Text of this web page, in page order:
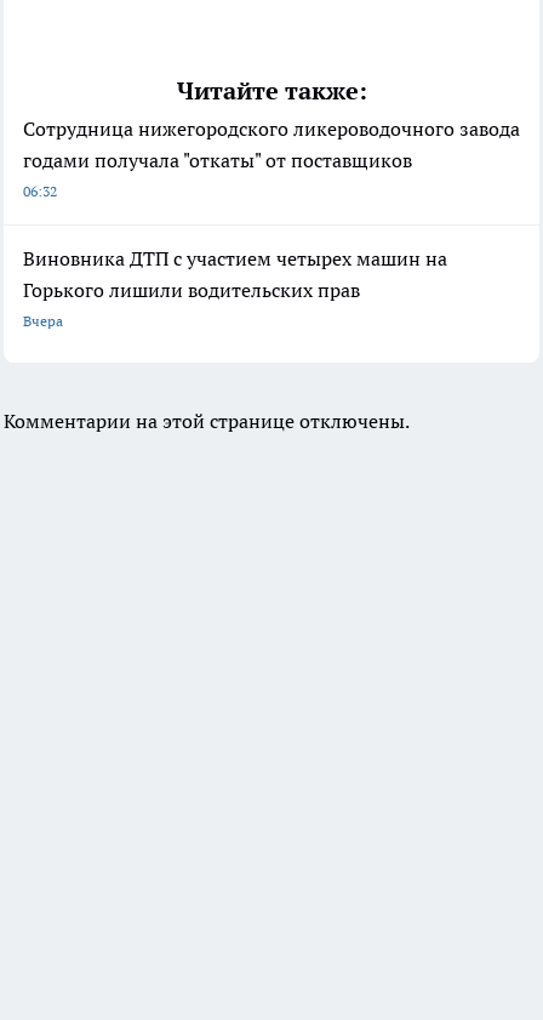
Читайте также:
Сотрудница нижегородского ликероводочного завода
годами получала "откаты" от поставщиков
06:32
Виновника ДТП с участием четырех машин на
Горького лишили водительских прав
Вчера
Комментарии на этой странице отключены.